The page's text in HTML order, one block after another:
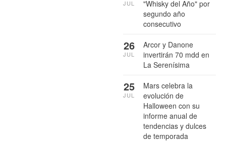
"Whisky del Año" por
segundo año
consecutivo
JUL
Arcor y Danone
invertirán 70 mdd en
La Serenísima
26
JUL
Mars celebra la
evolución de
Halloween con su
informe anual de
tendencias y dulces
de temporada
25
JUL